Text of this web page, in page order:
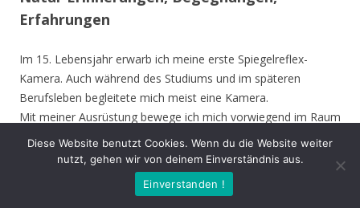
Erfahrungen
Im 15. Lebensjahr erwarb ich meine erste Spiegelreflex-
Kamera. Auch während des Studiums und im späteren
Berufsleben begleitete mich meist eine Kamera.
Mit meiner Ausrüstung bewege ich mich vorwiegend im Raum
Nordrhein-Westfalen, bevorzugt im Kreis Unna, Hamm,
Münster und Soest. Ich besuche aber auch andere Gebiete in
Deutschland und die Vogelinsel Texel (Niederlande). Die
Ausstellung zeigt meine Erinnerungen, Begegnungen oder
Diese Website benutzt Cookies. Wenn du die Website weiter
nutzt, gehen wir von deinem Einverständnis aus.
Einverstanden !